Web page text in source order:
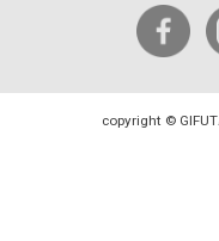
copyright ©